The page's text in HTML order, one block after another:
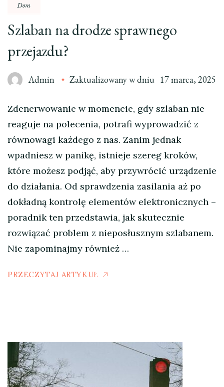
Dom
Szlaban na drodze sprawnego
przejazdu?
Admin Zaktualizowany w dniu 17 marca, 2025
Zdenerwowanie w momencie, gdy szlaban nie
reaguje na polecenia, potrafi wyprowadzić z
równowagi każdego z nas. Zanim jednak
wpadniesz w panikę, istnieje szereg kroków,
które możesz podjąć, aby przywrócić urządzenie
do działania. Od sprawdzenia zasilania aż po
dokładną kontrolę elementów elektronicznych –
poradnik ten przedstawia, jak skutecznie
rozwiązać problem z nieposłusznym szlabanem.
Nie zapominajmy również …
PRZECZYTAJ ARTYKUŁ